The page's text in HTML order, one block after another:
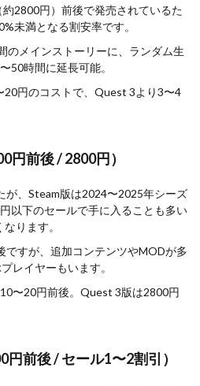
2800円）前後で発売されているた
未満となる割安率です。
のメインストーリーに、ランダム生
50時間に延長可能。
20円のコストで、Quest 3より3〜4
前後 / 2800円）
が、Steam版は2024〜2025年シーズ
以下のセールで手に入ることも多い
ります。
ですが、追加コンテンツやMODが多
レイヤーもいます。
〜20円前後。Quest 3版は2800円
前後 / セール1〜2割引）